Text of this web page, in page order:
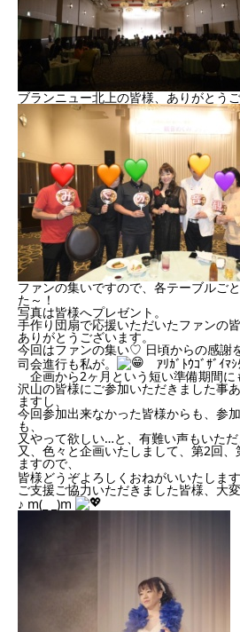
ブランニュー北上の皆様、ありがとうご
ファンの集いですので、各テーブルご
た～！
写真は皆様へプレゼント。
手作り団扇で応援いただいたファンの
ありがとうございます。
今回はファンの集い♡ 日頃からの感謝
司会進行も私が。
ｱﾘｶﾞﾄｳｺﾞｻﾞｲﾏｼﾀ
企画から2ヶ月という短い準備期間に
沢山の皆様にご参加いただきました事
ますし、
今回参加出来なかった皆様からも、参
も、
又やって欲しい…と、有難い声もいた
又、色々と企画いたしまして、第2回
ますので、
皆様どうぞよろしくおねがいいたします
ご支援ご協力いただきました皆様、大
♪ m(_ _)m